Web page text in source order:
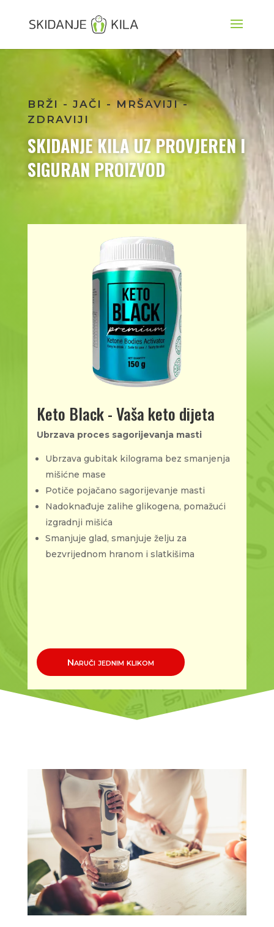
BRŽI - JAČI - MRŠAVIJI -
ZDRAVIJI
SKIDANJE KILA UZ PROVJEREN I
SIGURAN PROIZVOD
Keto Black - Vaša keto dijeta
Ubrzava proces sagorijevanja masti
Ubrzava gubitak kilograma bez smanjenja
mišićne mase
Potiče pojačano sagorijevanje masti
Nadoknađuje zalihe glikogena, pomažući
izgradnji mišića
Smanjuje glad, smanjuje želju za
bezvrijednom hranom i slatkišima
Naruči jednim klikom